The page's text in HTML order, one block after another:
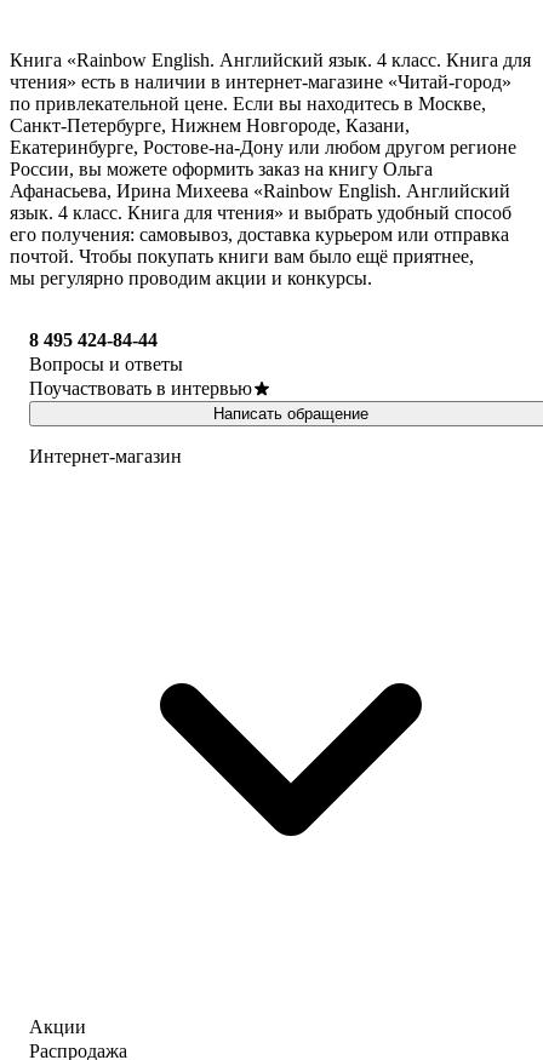
Книга «Rainbow English. Английский язык. 4 класс. Книга для
чтения» есть в наличии в интернет-магазине «Читай-город»
по привлекательной цене. Если вы находитесь в Москве,
Санкт-Петербурге, Нижнем Новгороде, Казани,
Екатеринбурге, Ростове-на-Дону или любом другом регионе
России, вы можете оформить заказ на книгу Ольга
Афанасьева, Ирина Михеева «Rainbow English. Английский
язык. 4 класс. Книга для чтения» и выбрать удобный способ
его получения: самовывоз, доставка курьером или отправка
почтой. Чтобы покупать книги вам было ещё приятнее,
мы регулярно проводим акции и конкурсы.
8 495 424-84-44
Вопросы и ответы
Поучаствовать в интервью
Написать обращение
Интернет-магазин
Акции
Распродажа